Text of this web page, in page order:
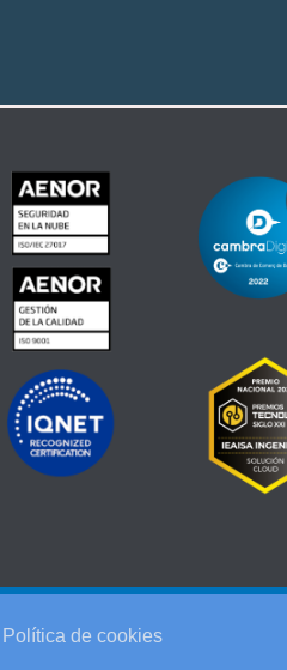
Política de cookies
Andreu de la Barca (Barcelona)
-Política de Privacidad